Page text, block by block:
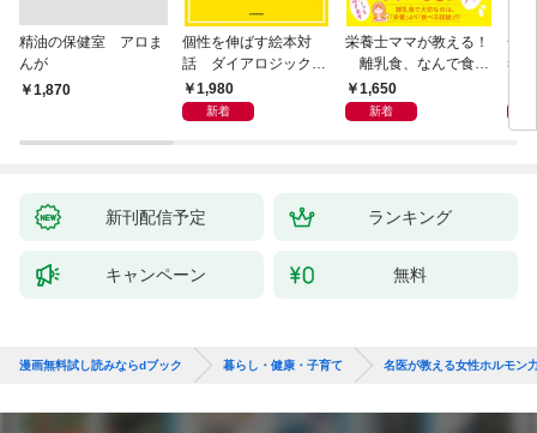
精油の保健室 アロま
んが
￥1,870
個性を伸ばす絵本対
話 ダイアロジック・
リーディング
1,980
新着
栄養士ママが教える！
離乳食、なんで食べ
てくれないの？ 赤ちゃ
んの「食べない」に困
1,650
新着
一
考
新刊配信予定 ランキング
キャンペーン 無料
漫画無料試し読みならdブック 暮らし・健康・子育て 名医が教える女性ホルモン